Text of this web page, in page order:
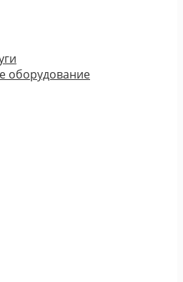
оборудование